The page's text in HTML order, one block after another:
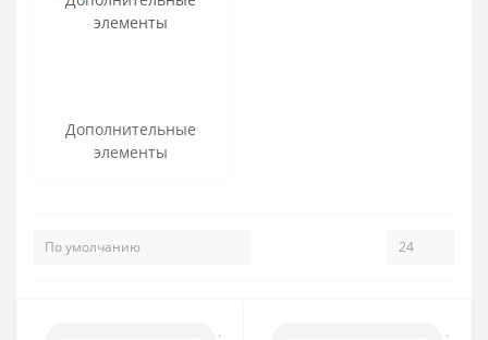
Дополнительные
элементы